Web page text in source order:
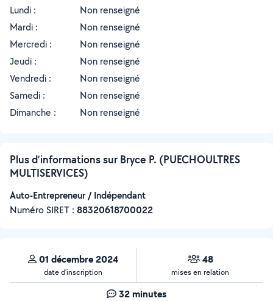
Lundi :
Non renseigné
Mardi :
Non renseigné
Mercredi :
Non renseigné
Jeudi :
Non renseigné
Vendredi :
Non renseigné
Samedi :
Non renseigné
Dimanche :
Non renseigné
Plus d’informations sur Bryce P. (PUECHOULTRES
MULTISERVICES)
Auto-Entrepreneur / Indépendant
Numéro SIRET : ‍88320618700022
01 décembre 2024
date d’inscription
48
mises en relation
32 minutes